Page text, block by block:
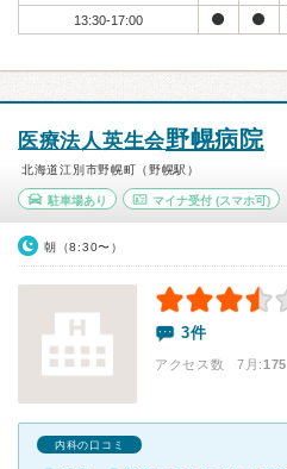
13:30-17:00
医療法人英生会野幌病院
北海道江別市野幌町（野幌駅）
駐車場あり マイナ受付(スマホ可)
朝（8:30〜）
3件
アクセス数 7月:175
内科の口コミ